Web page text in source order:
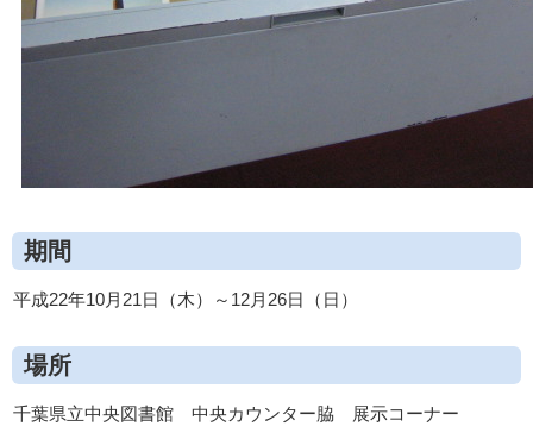
期間
平成22年10月21日（木）～12月26日（日）
場所
千葉県立中央図書館 中央カウンター脇 展示コーナー